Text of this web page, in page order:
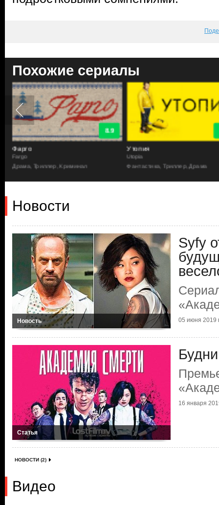
Похожие сериалы
8.9
Фарго
Fargo
Драма, Триллер, Криминал
Утопия
Utopia
Фантастика, Триллер, Драма
Новости
Новость
Syfy
05 июня 2019
Статья
16 января
НОВОСТИ (2)
Видео